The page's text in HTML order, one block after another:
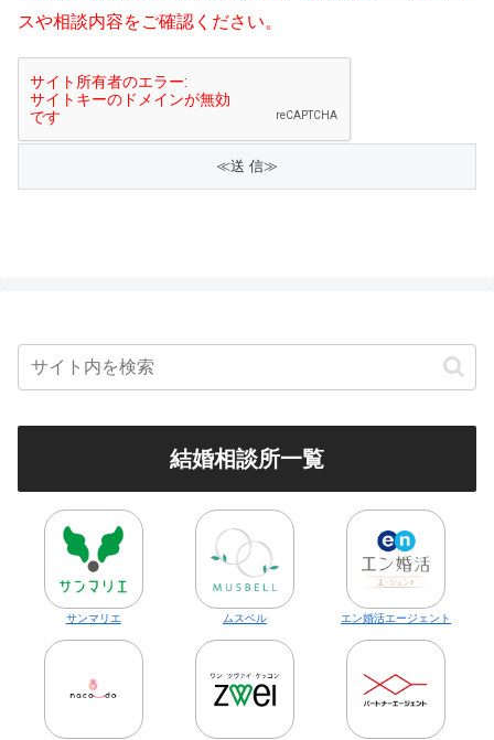
スや相談内容をご確認ください。
結婚相談所一覧
サンマリエ ムスベル エン婚活エージェント